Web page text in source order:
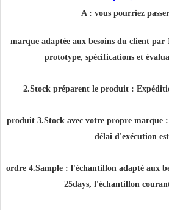
A : vous pourriez
marque adaptée aux besoins du client
prototype, spécifications et
2.Stock préparent le produit :
produit 3.Stock avec votre propre marque
délai d'exécution
ordre 4.Sample : l'échantillon adapté aux
25days, l'échantillon